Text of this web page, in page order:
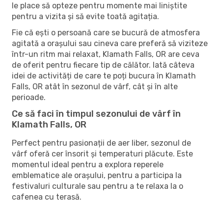
le place să opteze pentru momente mai liniștite
pentru a vizita și să evite toată agitația.
Fie că ești o persoană care se bucură de atmosfera
agitată a orașului sau cineva care preferă să viziteze
într-un ritm mai relaxat, Klamath Falls, OR are ceva
de oferit pentru fiecare tip de călător. Iată câteva
idei de activități de care te poți bucura în Klamath
Falls, OR atât în ​​sezonul de vârf, cât și în alte
perioade.
Ce să faci în timpul sezonului de vârf în
Klamath Falls, OR
Perfect pentru pasionații de aer liber, sezonul de
vârf oferă cer însorit și temperaturi plăcute. Este
momentul ideal pentru a explora reperele
emblematice ale orașului, pentru a participa la
festivaluri culturale sau pentru a te relaxa la o
cafenea cu terasă.